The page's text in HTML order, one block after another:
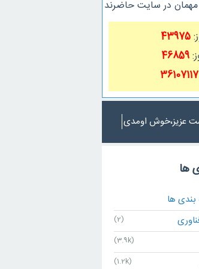
مهمان در سایت حاضرند
43975
46859
36107117
دوست عزیز،خو
ها
ها
(2)
(3.9k)
(1.2k)